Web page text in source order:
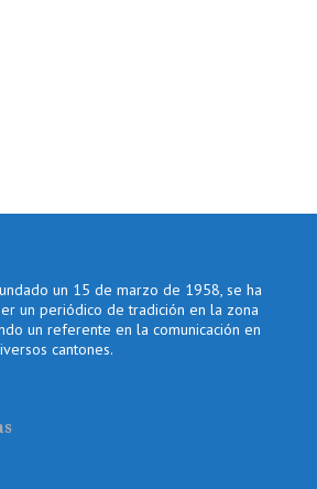
un 15 de marzo de 1958, se ha
un periódico de tradición en la zona
un referente en la comunicación en
cantones.